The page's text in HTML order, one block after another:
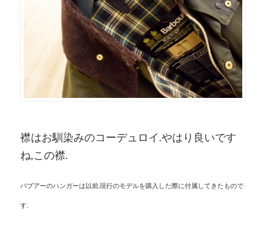
襟はお馴染みのコーデュロイ.やはり良いです
ね,この襟.
バブアーのハンガーは以前,現行のモデルを購入した際に付属してきたもので
す.